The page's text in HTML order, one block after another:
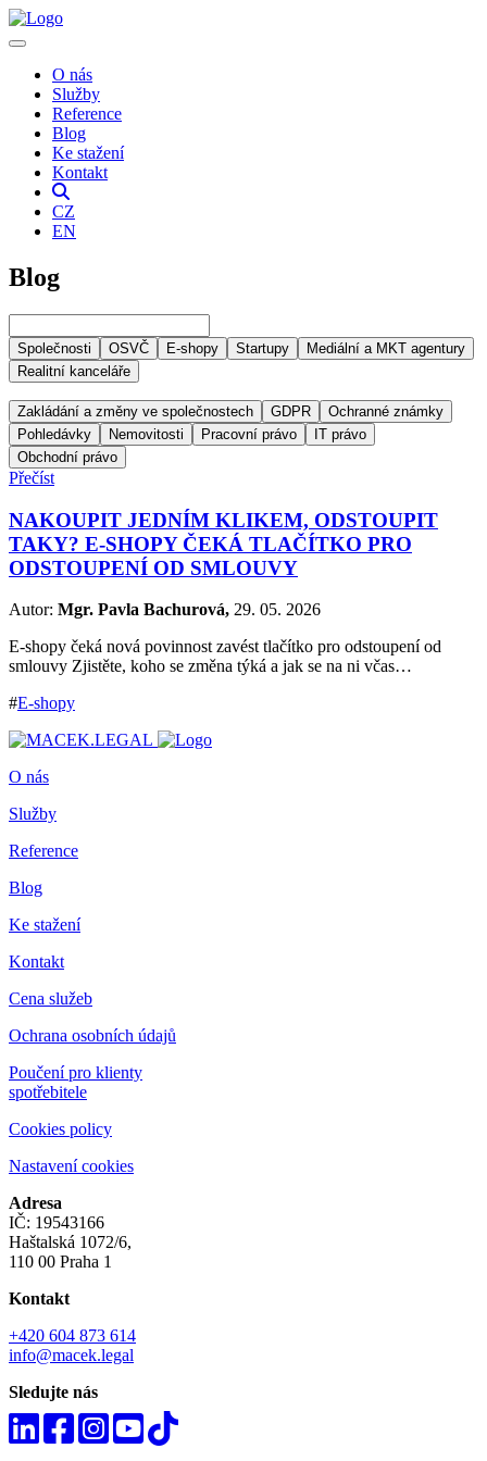
O nás
Služby
Reference
Blog
Ke stažení
Kontakt
CZ
EN
Blog
Společnosti OSVČ E-shopy Startupy
Mediální a MKT agentury
Realitní kanceláře
Zakládání a změny ve společnostech GDPR
Ochranné známky
Pohledávky
Nemovitosti Pracovní právo
IT právo
Obchodní právo
Přečíst
NAKOUPIT JEDNÍM KLIKEM, ODSTOUPIT
TAKY? E-SHOPY ČEKÁ TLAČÍTKO PRO
ODSTOUPENÍ OD SMLOUVY
Autor: Mgr. Pavla Bachurová, 29. 05. 2026
E-shopy čeká nová povinnost zavést tlačítko pro odstoupení od
smlouvy Zjistěte, koho se změna týká a jak se na ni včas…
#E-shopy
O nás
Služby
Reference
Blog
Ke stažení
Kontakt
Cena služeb
Ochrana osobních údajů
Poučení pro klienty
spotřebitele
Cookies policy
Nastavení cookies
Adresa
IČ: 19543166
Haštalská 1072/6,
110 00 Praha 1
Kontakt
+420 604 873 614
info@macek.legal
Sledujte nás